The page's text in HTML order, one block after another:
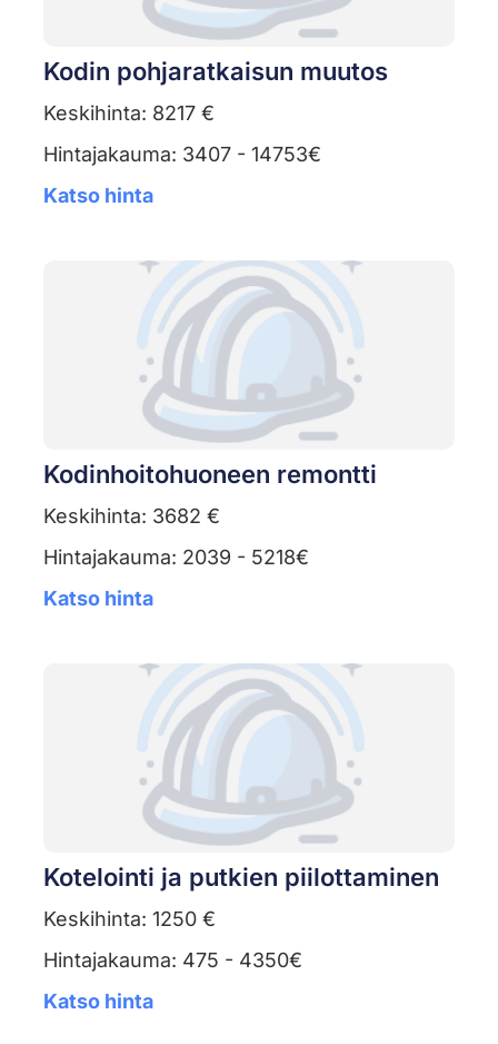
Kodin pohjaratkaisun muutos
Keskihinta: 8217 €
Hintajakauma: 3407 - 14753€
Katso hinta
Kodinhoitohuoneen remontti
Keskihinta: 3682 €
Hintajakauma: 2039 - 5218€
Katso hinta
Kotelointi ja putkien piilottaminen
Keskihinta: 1250 €
Hintajakauma: 475 - 4350€
Katso hinta